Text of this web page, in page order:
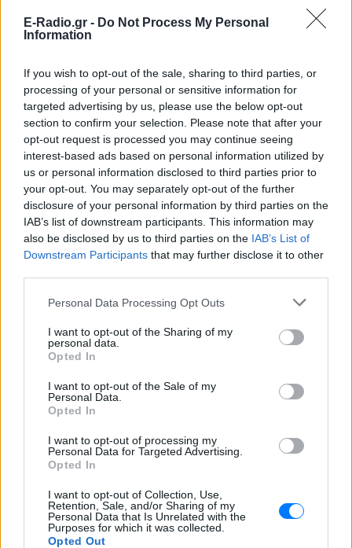
E-Radio.gr - Do Not Process My Personal
Information
If you wish to opt-out of the sale, sharing to third parties, or
processing of your personal or sensitive information for
targeted advertising by us, please use the below opt-out
section to confirm your selection. Please note that after your
opt-out request is processed you may continue seeing
interest-based ads based on personal information utilized by
us or personal information disclosed to third parties prior to
your opt-out. You may separately opt-out of the further
disclosure of your personal information by third parties on the
IAB’s list of downstream participants. This information may
also be disclosed by us to third parties on the IAB’s List of
Downstream Participants that may further disclose it to other
Personal Data Processing Opt Outs
I want to opt-out of the Sharing of my
personal data.
Opted In
I want to opt-out of the Sale of my
Personal Data.
Opted In
I want to opt-out of processing my
Personal Data for Targeted Advertising.
Opted In
I want to opt-out of Collection, Use,
Retention, Sale, and/or Sharing of my
Personal Data that Is Unrelated with the
Purposes for which it was collected.
Opted Out
Βοστόνη
Μπραντίζο
[ΠΗΓΗ]
ΔΙΑΦΗΜΙΣΗ